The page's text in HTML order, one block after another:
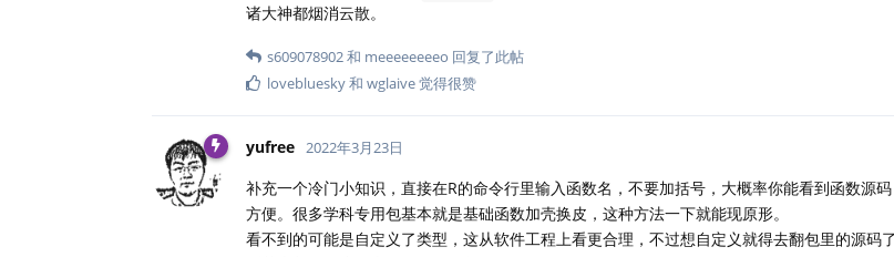
诸大神都烟消云散。
s609078902和 meeeeeeeeo 回复了此帖
lovebluesky和 wglaive觉得很赞
yufree 2022年3月23日
补充一个冷门小知识，直接在R的命令行里输入函数名，不要加括号，大概率你能看到函数源
方便。很多学科专用包基本就是基础函数加壳换皮，这种方法一下就能现原形。
看不到的可能是自定义了类型，这从软件工程上看更合理，不过想自定义就得去翻包里的源